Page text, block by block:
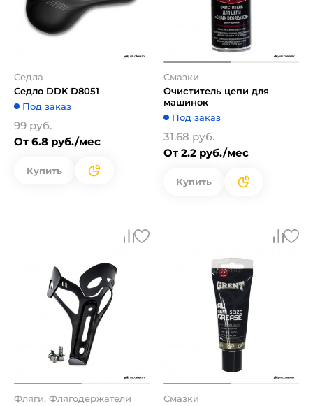
Седла
Седло DDK D8051
Под заказ
99 руб.
От 6.8 руб./мес
Купить
Смазки
Очиститель цепи для
машинок
Под заказ
31.68 руб.
От 2.2 руб./мес
Купить
Фляги, Флягодержатели
Смазки